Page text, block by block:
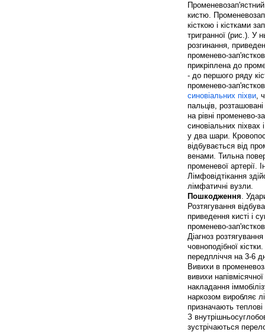
кистю.
кісткою і кістками
тригранної (рис.). У
розгинання,
променево-
прикріплена до
- до першого ряду
променево-
синовіальних піхви,
пальців,
на рівні променево-
синовіальних піхвах
у два шари.
відбувається від
венами. Тильна
променевої артерії.
Лімфовідтікання
лімфатичні вузли.
Пошкодження.
Розтягування
приведення кисті і
променево-
Діагноз
човноподібної
передпліччя на 3-6
Вивихи в
вивихи
накладання
наркозом виробляє
призначають
З
зустрічаються